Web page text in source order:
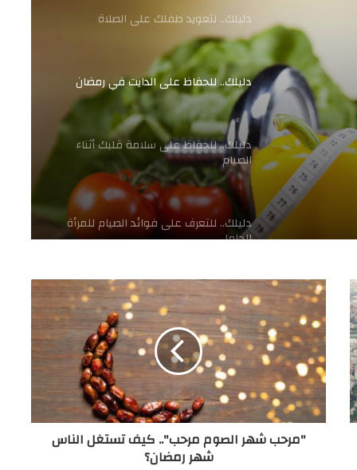
دليلك.. لتعويد طفلك على الصلاة
دليلك.. للحفاظ على الدايت في رمضان
دليلك.. للحفاظ على سلامة قلبك أثناء
الصيام
دليلك.. للتعرف على فوائد الصيام للمرأة
الحامل
دليلك.. لحفاظ مرضي السكر على صحتهم
فى رمضان
دليلك.. لتجنب بعض الأطعمة التى تسبب
العطش على السحور
دليلك.. للأطعمة التى يجب تناولها على
"مرحب شهر الصوم مرحب".. كيف تستغل الناس
شهر رمضان؟